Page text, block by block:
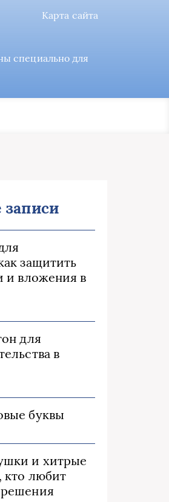
Карта сайта
специально для
защитить
и вложения в
для
в
буквы
и хитрые
кто любит
решения